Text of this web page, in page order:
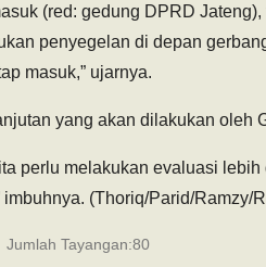
(red: gedung DPRD
penyegelan di depan
masuk,” ujarnya.
yang akan dilakukan oleh
perlu melakukan evaluasi
(Thoriq/Parid/Ramzy/
Jumlah Tayangan:80